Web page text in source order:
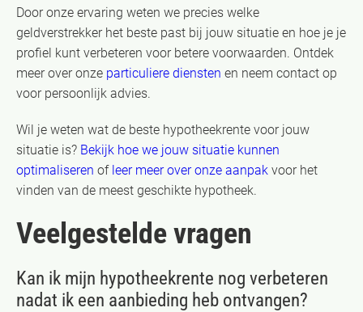
Door onze ervaring weten we precies welke
geldverstrekker het beste past bij jouw situatie en hoe je je
profiel kunt verbeteren voor betere voorwaarden. Ontdek
meer over onze particuliere diensten en neem contact op
voor persoonlijk advies.
Wil je weten wat de beste hypotheekrente voor jouw
situatie is? Bekijk hoe we jouw situatie kunnen
optimaliseren of leer meer over onze aanpak voor het
vinden van de meest geschikte hypotheek.
Veelgestelde vragen
Kan ik mijn hypotheekrente nog verbeteren
nadat ik een aanbieding heb ontvangen?